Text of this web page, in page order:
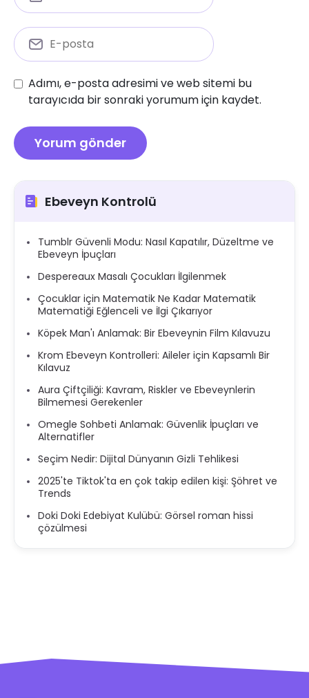
Adımı, e-posta adresimi ve web sitemi bu
tarayıcıda bir sonraki yorumum için kaydet.
Ebeveyn Kontrolü
Tumblr Güvenli Modu: Nasıl Kapatılır, Düzeltme ve
Ebeveyn İpuçları
Despereaux Masalı Çocukları İlgilenmek
Çocuklar için Matematik Ne Kadar Matematik
Matematiği Eğlenceli ve İlgi Çıkarıyor
Köpek Man'ı Anlamak: Bir Ebeveynin Film Kılavuzu
Krom Ebeveyn Kontrolleri: Aileler için Kapsamlı Bir
Kılavuz
Aura Çiftçiliği: Kavram, Riskler ve Ebeveynlerin
Bilmemesi Gerekenler
Omegle Sohbeti Anlamak: Güvenlik İpuçları ve
Alternatifler
Seçim Nedir: Dijital Dünyanın Gizli Tehlikesi
2025'te Tiktok'ta en çok takip edilen kişi: Şöhret ve
Trends
Doki Doki Edebiyat Kulübü: Görsel roman hissi
çözülmesi